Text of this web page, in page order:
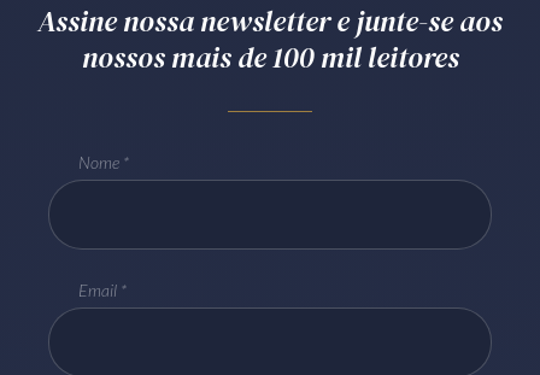
Assine nossa newsletter e junte-se aos
nossos mais de 100 mil leitores
Nome
Email